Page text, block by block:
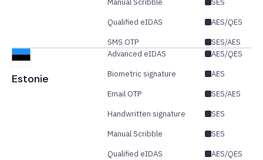
Manual Scribble
SES
Qualified eIDAS
AES/QES
SMS OTP
SES/AES
Estonie
Advanced eIDAS
AES/QES
Biometric signature
AES
Email OTP
SES/AES
Handwritten signature
SES
Manual Scribble
SES
Qualified eIDAS
AES/QES